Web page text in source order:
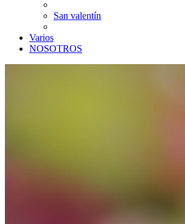
San valentín
Varios
NOSOTROS